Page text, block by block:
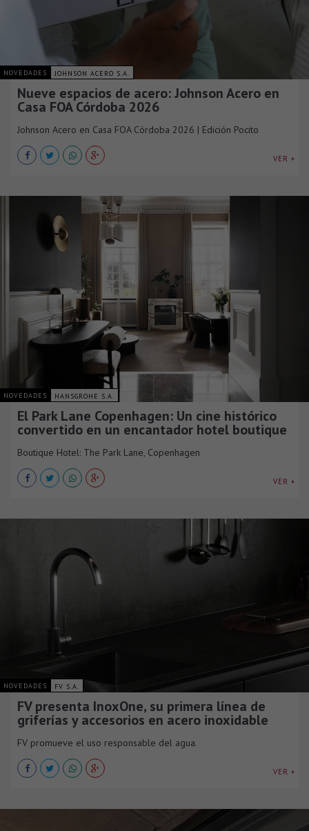
NOVEDADES JOHNSON ACERO S.A.
Nueve espacios de acero: Johnson Acero en
Casa FOA Córdoba 2026
Johnson Acero en Casa FOA Córdoba 2026 | Edición Pocito
VER +
NOVEDADES HANSGROHE S.A.
El Park Lane Copenhagen: Un cine histórico
convertido en un encantador hotel boutique
Boutique Hotel: The Park Lane, Copenhagen
VER +
NOVEDADES FV S.A.
FV presenta InoxOne, su primera línea de
griferías y accesorios en acero inoxidable
FV promueve el uso responsable del agua.
VER +